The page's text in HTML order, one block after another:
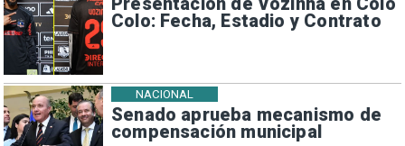
Presentación de Vozinha en Colo
Colo: Fecha, Estadio y Contrato
Senado aprueba mecanismo de
compensación municipal
NACIONAL